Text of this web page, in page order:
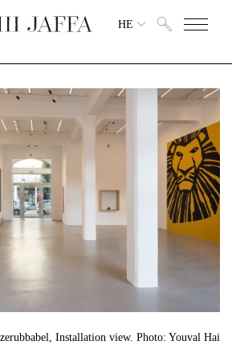
HE
Installation view. Photo: Youval Hai.